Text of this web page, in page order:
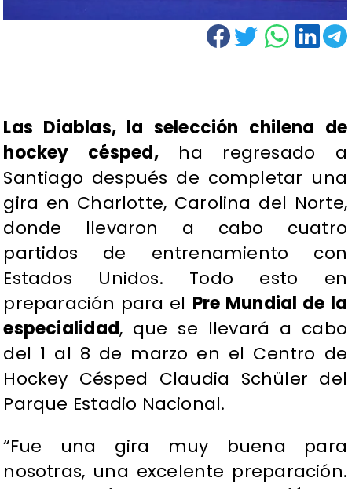
Las Diablas, la selección chilena de
hockey césped,ha regresado a
Santiago después de completar una
gira en Charlotte, Carolina del Norte,
donde llevaron a cabo cuatro
partidos de entrenamiento con
Estados Unidos. Todo esto en
preparación para el Pre Mundial de la
especialidad, que se llevará a cabo
del 1 al 8 de marzo en el Centro de
Hockey Césped Claudia Schüler del
Parque Estadio Nacional.
“Fue una gira muy buena para
nosotras, una excelente preparación.